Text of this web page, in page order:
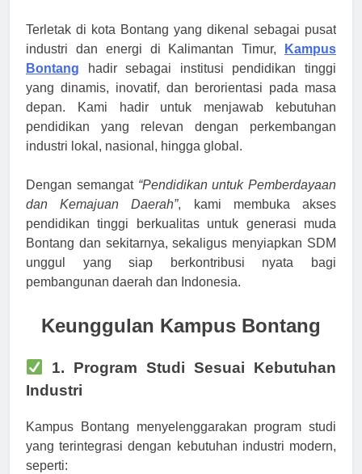
Terletak di kota Bontang yang dikenal sebagai pusat
industri dan energi di Kalimantan Timur,
Kampus
Bontang hadir sebagai institusi pendidikan tinggi
yang dinamis, inovatif, dan berorientasi pada masa
depan. Kami hadir untuk menjawab kebutuhan
pendidikan yang relevan dengan perkembangan
industri lokal, nasional, hingga global.
Dengan semangat “Pendidikan untuk Pemberdayaan
dan Kemajuan Daerah”, kami membuka akses
pendidikan tinggi berkualitas untuk generasi muda
Bontang dan sekitarnya, sekaligus menyiapkan SDM
unggul yang siap berkontribusi nyata bagi
pembangunan daerah dan Indonesia.
Keunggulan Kampus Bontang
1. Program Studi Sesuai Kebutuhan
Industri
Kampus Bontang menyelenggarakan program studi
yang terintegrasi dengan kebutuhan industri modern,
seperti: